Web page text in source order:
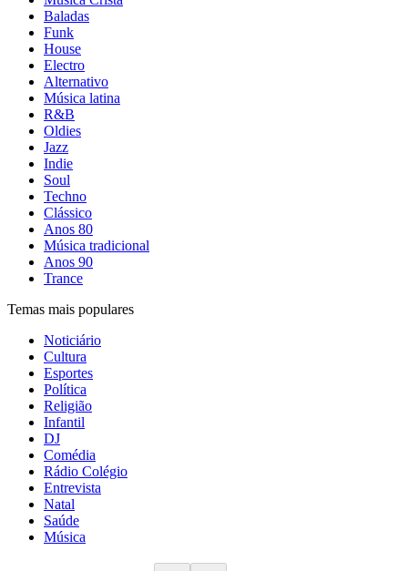
Baladas
Funk
House
Electro
Alternativo
Música latina
R&B
Oldies
Jazz
Indie
Soul
Techno
Clássico
Anos 80
Música tradicional
Anos 90
Trance
Temas mais populares
Noticiário
Cultura
Esportes
Política
Religião
Infantil
DJ
Comédia
Rádio Colégio
Entrevista
Natal
Saúde
Música